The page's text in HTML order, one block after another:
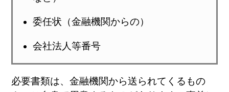
委任状（金融機関からの）
会社法人等番号
必要書類は、金融機関から送られてくるもの